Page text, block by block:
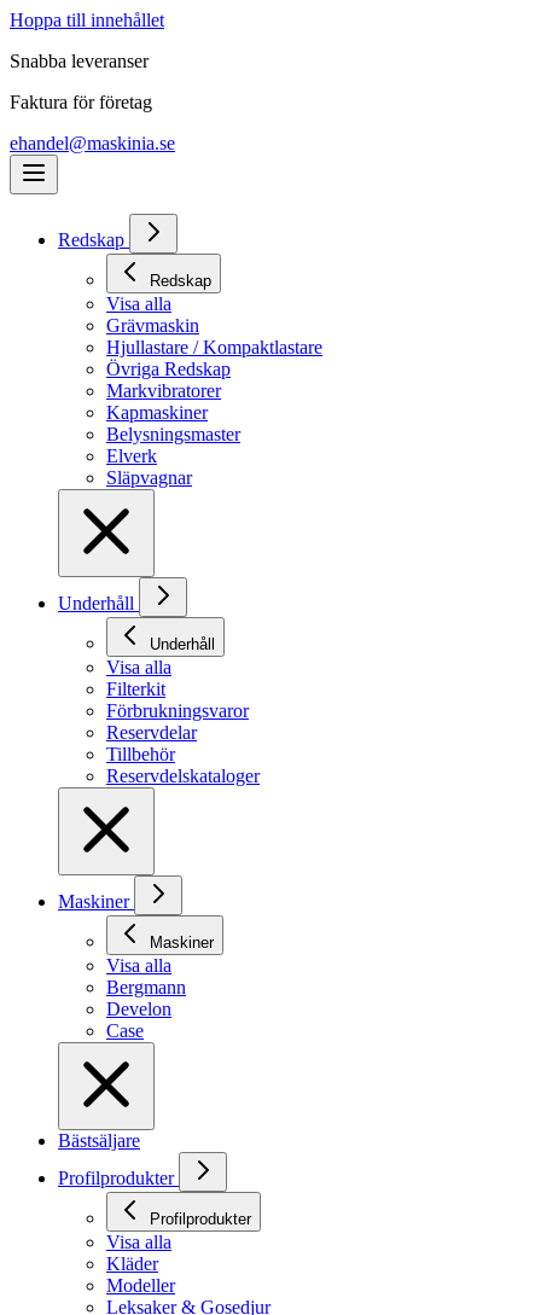
Hoppa till innehållet
Snabba leveranser
Faktura för företag
ehandel@maskinia.se
Redskap
Redskap
Visa alla
Grävmaskin
Hjullastare / Kompaktlastare
Övriga Redskap
Markvibratorer
Kapmaskiner
Belysningsmaster
Elverk
Släpvagnar
Underhåll
Underhåll
Visa alla
Filterkit
Förbrukningsvaror
Reservdelar
Tillbehör
Reservdelskataloger
Maskiner
Maskiner
Visa alla
Bergmann
Develon
Case
Bästsäljare
Profilprodukter
Profilprodukter
Visa alla
Kläder
Modeller
Leksaker & Gosedjur